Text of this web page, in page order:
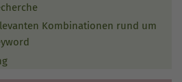
Kombinationen rund um